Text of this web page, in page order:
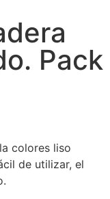
Pack
colores liso
de utilizar, el